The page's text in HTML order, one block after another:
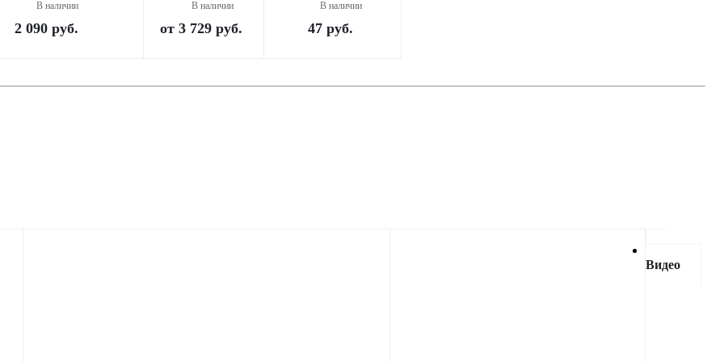
В наличии
2 090 руб.
В наличии
от 3 729 руб.
В наличии
47руб.
Видео